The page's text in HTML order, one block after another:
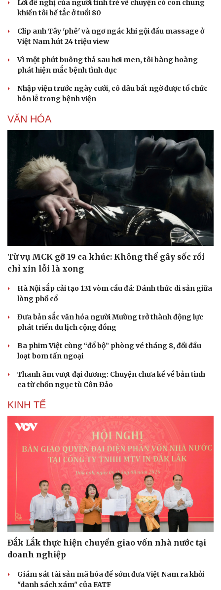
Doanh nghiệp
Thông tin doanh nghiệp
Doanh nghiệp 24h
Vì cộng đồng
Sành điệu
Chuyển đổi số
Lời đề nghị của người tình trẻ về chuyện có con chung
khiến tôi bế tắc ở tuổi 80
Clip anh Tây 'phê' và ngơ ngác khi gội đầu massage ở
Việt Nam hút 24 triệu view
Vì một phút buông thả sau hơi men, tôi bàng hoàng
phát hiện mắc bệnh tình dục
Nhập viện trước ngày cưới, cô dâu bất ngờ được tổ chức
hôn lễ trong bệnh viện
VĂN HÓA
Từ vụ MCK gỡ 19 ca khúc: Không thể gây sốc rồi
chỉ xin lỗi là xong
Hà Nội sắp cải tạo 131 vòm cầu đá: Đánh thức di sản giữa
lòng phố cổ
Đưa bản sắc văn hóa người Mường trở thành động lực
phát triển du lịch cộng đồng
Ba phim Việt cùng “đổ bộ” phòng vé tháng 8, đối đầu
loạt bom tấn ngoại
Thanh âm vượt đại dương: Chuyện chưa kể về bản tình
ca từ chốn ngục tù Côn Đảo
KINH TẾ
Đắk Lắk thực hiện chuyển giao vốn nhà nước tại
doanh nghiệp
Giám sát tài sản mã hóa để sớm đưa Việt Nam ra khỏi
"danh sách xám" của FATF